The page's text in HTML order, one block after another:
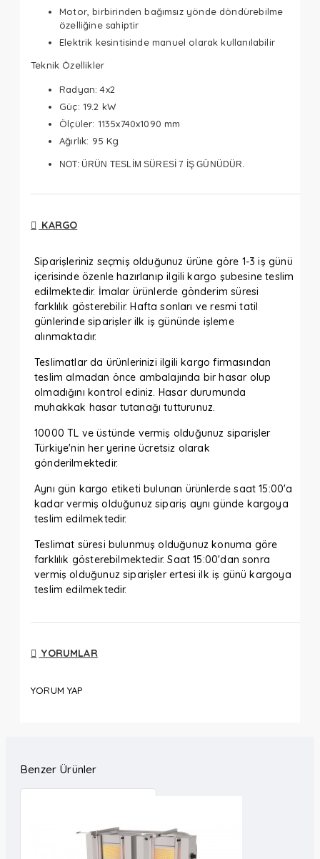
Motor, birbirinden bağımsız yönde döndürebilme
özelliğine sahiptir
Elektrik kesintisinde manuel olarak kullanılabilir
Teknik Özellikler
Radyan: 4x2
Güç: 19.2 kW
Ölçüler: 1135x740x1090 mm
Ağırlık: 95 Kg
NOT: ÜRÜN TESLİM SÜRESİ 7 İŞ GÜNÜDÜR.
KARGO
Siparişleriniz seçmiş olduğunuz ürüne göre 1-3 iş günü
içerisinde özenle hazırlanıp ilgili kargo şubesine teslim
edilmektedir. İmalar ürünlerde gönderim süresi
farklılık gösterebilir. Hafta sonları ve resmi tatil
günlerinde siparişler ilk iş gününde işleme
alınmaktadır.
Teslimatlar da ürünlerinizi ilgili kargo firmasından
teslim almadan önce ambalajında bir hasar olup
olmadığını kontrol ediniz. Hasar durumunda
muhakkak hasar tutanağı tutturunuz.
10000 TL ve üstünde vermiş olduğunuz siparişler
Türkiye'nin her yerine ücretsiz olarak
gönderilmektedir.
Aynı gün kargo etiketi bulunan ürünlerde saat 15:00'a
kadar vermiş olduğunuz sipariş aynı günde kargoya
teslim edilmektedir.
Teslimat süresi bulunmuş olduğunuz konuma göre
farklılık gösterebilmektedir. Saat 15:00'dan sonra
vermiş olduğunuz siparişler ertesi ilk iş günü kargoya
teslim edilmektedir.
YORUMLAR
YORUM YAP
Benzer Ürünler